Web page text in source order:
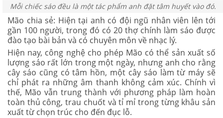
Mỗi chiếc sáo đều là một tác phẩm anh đặt tâm huyết vào đó.
Mão chia sẻ: Hiện tại anh có đội ngũ nhân viên lên tới
gần 100 người, trong đó có 20 thợ chính làm sáo được
đào tạo bài bản và có chuyên môn về nhạc lý.
Hiện nay, công nghệ cho phép Mão có thể sản xuất số
lượng sáo rất lớn trong một ngày, nhưng anh cho rằng
cây sáo cũng có tâm hồn, một cây sáo làm từ máy sẽ
chỉ phát ra những âm thanh không cảm xúc. Chính vì
thế, Mão vẫn trung thành với phương pháp làm hoàn
toàn thủ công, trau chuốt và tỉ mỉ trong từng khâu sản
xuất từ chọn trúc cho đến đục lỗ.